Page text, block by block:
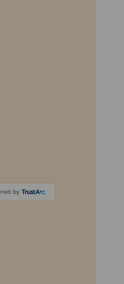
by